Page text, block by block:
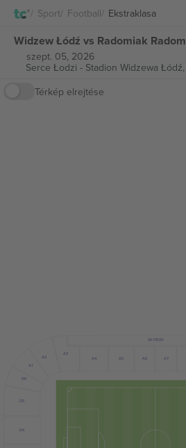
Sport Football Ekstraklasa
szept. 05, 2026
Serce Łodzi - Stadion Widzewa Łódź,
Térkép elrejtése
A4
A3
A5 A7
A6
D6
D5
D4
A2
A1
SKYBOX